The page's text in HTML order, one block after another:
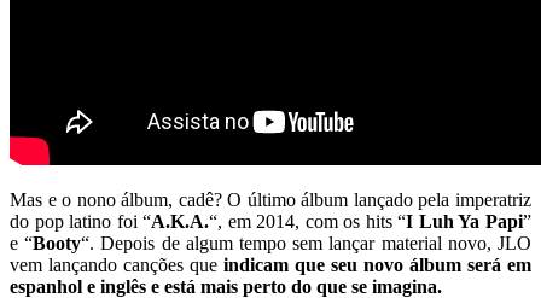
Mas e o nono álbum, cadê? O último álbum lançado pela imperatriz
do pop latino foi “A.K.A.“, em 2014, com os hits “I Luh Ya Papi”
e “Booty“. Depois de algum tempo sem lançar material novo, JLO
vem lançando canções que indicam que seu novo álbum será em
espanhol e inglês e está mais perto do que se imagina.